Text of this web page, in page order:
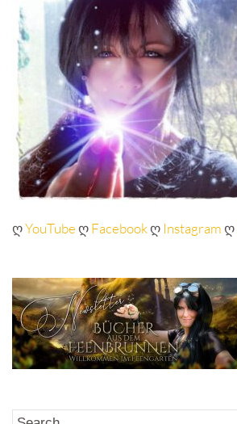
ღYouTubeღFacebookღ Instagramღ